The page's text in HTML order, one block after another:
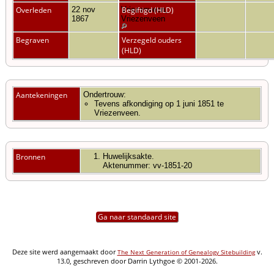
Overleden
22 nov
1867
Vriezenveen,
Vriezenveen
Begiftigd (HLD)
Begraven
Verzegeld ouders
(HLD)
Aantekeningen
Ondertrouw:
Tevens afkondiging op 1 juni 1851 te
Vriezenveen.
Bronnen
Huwelijksakte.
Aktenummer: vv-1851-20
Ga naar standaard site
Deze site werd aangemaakt doorThe Next Generation of Genealogy Sitebuildingv.
13.0, geschreven door Darrin Lythgoe © 2001-2026.